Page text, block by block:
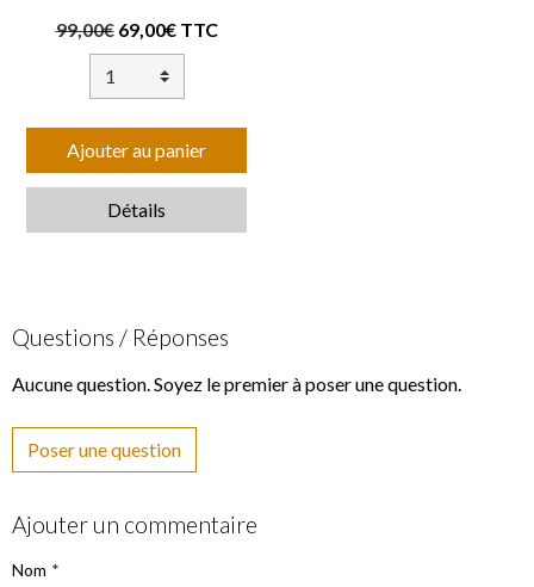
99,00€ 69,00€ TTC
Ajouter au panier
Détails
Questions / Réponses
Aucune question. Soyez le premier à poser une question.
Poser une question
Ajouter un commentaire
Nom